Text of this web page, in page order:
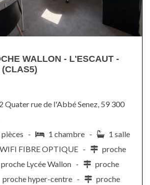
WALLON - L'ESCAUT -
(CLAS5)
Quater rue de l'Abbé Senez, 59 300
pièces - 1 chambre -
1 salle
WIFI FIBRE OPTIQUE -
proche
proche Lycée Wallon -
proche
proche hyper-centre -
proche